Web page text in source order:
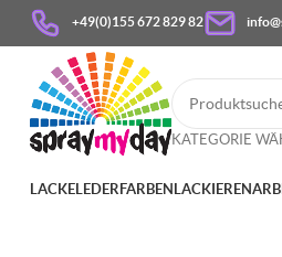
+49(0)155 672 829 82
KATEGORIE
LACKELEDERFARBENLACKIEREN